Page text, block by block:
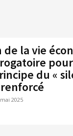
la vie
du «
2025